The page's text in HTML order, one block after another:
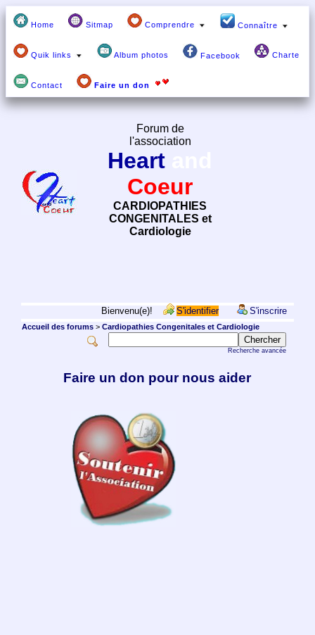
Home Sitmap Comprendre Connaître
Quik links Album photos Facebook Charte
Contact Faire un don
Forum de
l'association
Heart
Coeur
CARDIOPATHIES
CONGENITALES et
Cardiologie
Bienvenu(e)! S'identifier S'inscrire
Accueil des forums> Cardiopathies Congenitales et Cardiologie
Recherche avancée
Faire un don pour nous aider